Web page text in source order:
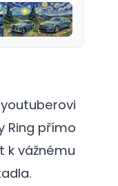
galerie: cviky
Ring přímo
k vážnému